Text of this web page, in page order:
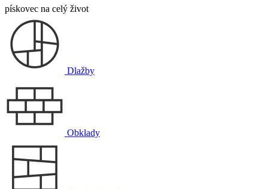
pískovec na celý život
Dlažby
Obklady